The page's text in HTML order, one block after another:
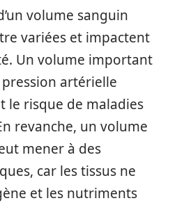
volume sanguin
variées et impactent
Un volume important
artérielle
le risque de maladies
revanche, un volume
mener à des
car les tissus ne
et les nutriments